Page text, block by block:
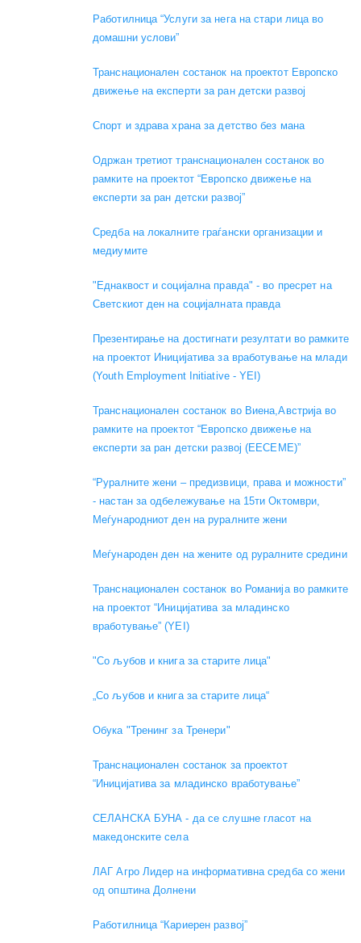
Работилница “Услуги за нега на стари лица во
домашни услови”
Транснационален состанок на проектот Европско
движење на експерти за ран детски развој
Спорт и здрава храна за детство без мана
Одржан третиот транснационален состанок во
рамките на проектот “Европско движење на
експерти за ран детски развој”
Средба на локалните граѓански организации и
медиумите
"Еднаквост и социјална правда" - во пресрет на
Светскиот ден на социјалната правда
Презентирање на достигнати резултати во рамките
на проектот Иницијатива за вработување на млади
(Youth Employment Initiative - YEI)
Транснационален состанок во Виена,Австрија во
рамките на проектот “Европско движење на
експерти за ран детски развој (EECEME)”
“Руралните жени – предизвици, права и можности”
- настан за одбележување на 15ти Октомври,
Меѓународниот ден на руралните жени
Меѓународен ден на жените од руралните средини
Транснационален состанок во Романија во рамките
на проектот “Иницијатива за младинско
вработување” (YEI)
"Со љубов и книга за старите лица"
„Со љубов и книга за старите лица“
Обука "Тренинг за Тренери"
Транснационален состанок за проектот
“Иницијатива за младинско вработување”
СЕЛАНСКА БУНА - да се слушне гласот на
македонските села
ЛАГ Агро Лидер на информативна средба со жени
од општина Долнени
Работилница “Кариерен развој”